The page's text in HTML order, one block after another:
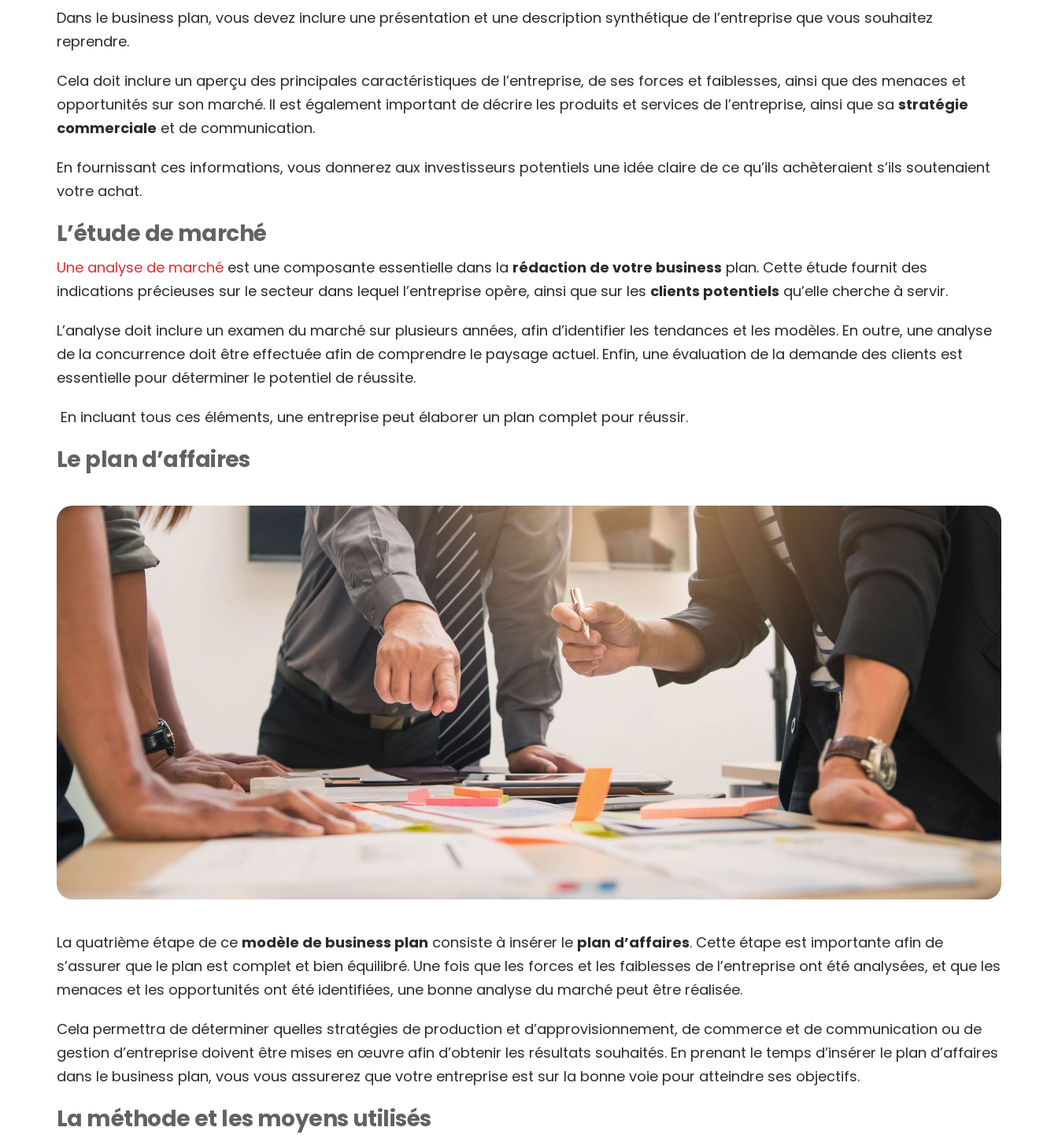
Dans le business plan, vous devez inclure une présentation et une description synthétique de l’entreprise que vous souhaitez
reprendre.
Cela doit inclure un aperçu des principales caractéristiques de l’entreprise, de ses forces et faiblesses, ainsi que des menaces et
opportunités sur son marché. Il est également important de décrire les produits et services de l’entreprise, ainsi que sa stratégie
commerciale et de communication.
En fournissant ces informations, vous donnerez aux investisseurs potentiels une idée claire de ce qu’ils achèteraient s’ils soutenaient
votre achat.
L’étude de marché
Une analyse de marché est une composante essentielle dans la rédaction de votre business plan. Cette étude fournit des
indications précieuses sur le secteur dans lequel l’entreprise opère, ainsi que sur les clients potentiels qu’elle cherche à servir.
L’analyse doit inclure un examen du marché sur plusieurs années, afin d’identifier les tendances et les modèles. En outre, une analyse
de la concurrence doit être effectuée afin de comprendre le paysage actuel. Enfin, une évaluation de la demande des clients est
essentielle pour déterminer le potentiel de réussite.
En incluant tous ces éléments, une entreprise peut élaborer un plan complet pour réussir.
Le plan d’affaires
La quatrième étape de ce modèle de business plan consiste à insérer le plan d’affaires. Cette étape est importante afin de
s’assurer que le plan est complet et bien équilibré. Une fois que les forces et les faiblesses de l’entreprise ont été analysées, et que les
menaces et les opportunités ont été identifiées, une bonne analyse du marché peut être réalisée.
Cela permettra de déterminer quelles stratégies de production et d’approvisionnement, de commerce et de communication ou de
gestion d’entreprise doivent être mises en œuvre afin d’obtenir les résultats souhaités. En prenant le temps d’insérer le plan d’affaires
dans le business plan, vous vous assurerez que votre entreprise est sur la bonne voie pour atteindre ses objectifs.
La méthode et les moyens utilisés